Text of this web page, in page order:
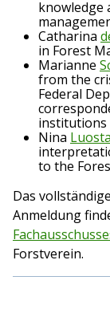
knowledge
Catharina
in Forest
Marianne
from the
Federal
institutions
Nina
to the
Das
Anmeldung
Forstverein.